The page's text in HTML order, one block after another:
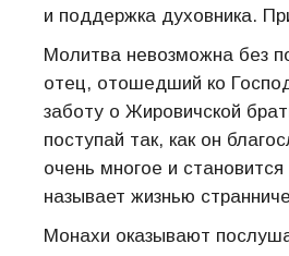
и поддержка духовника.
Молитва невозможна без
отец, отошедший ко
заботу о Жировичской
поступай так, как он
очень многое и
называет жизнью
Монахи оказывают